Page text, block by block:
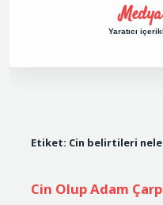
Yaratıcı
Etiket: Cin belirtileri
Cin Olup Adam